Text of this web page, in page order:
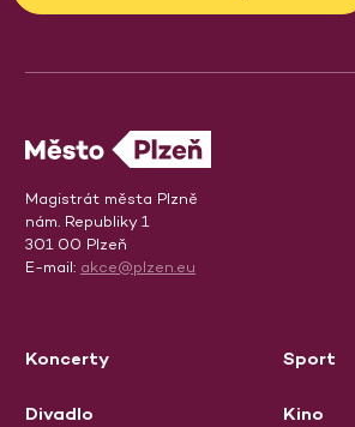
Magistrát města Plzně
nám. Republiky 1
301 00 Plzeň
E-mail: akce@plzen.eu
Koncerty
Divadlo
Sport
Kino